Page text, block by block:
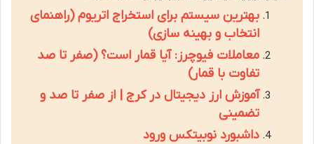
بهترین سیستم برای استخراج اتریوم (راهنمای
انتخاب و بهینه سازی)
معاملات فیوچرز: آیا قمار است؟ (صفر تا صد
تفاوت با قمار)
آموزش ارز دیجیتال در کرج | از صفر تا صد و
تضمینی
داشبورد نوبیتکس ورود